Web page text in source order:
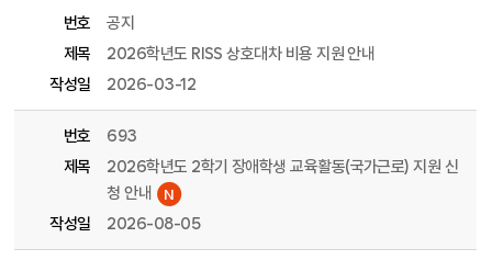
번호
공지
제목
2026학년도 RISS 상호대차 비용 지원 안내
작성일
2026-03-12
번호
693
제목
2026학년도 2학기 장애학생 교육활동(국가근로) 지원 신
청 안내
작성일
2026-08-05